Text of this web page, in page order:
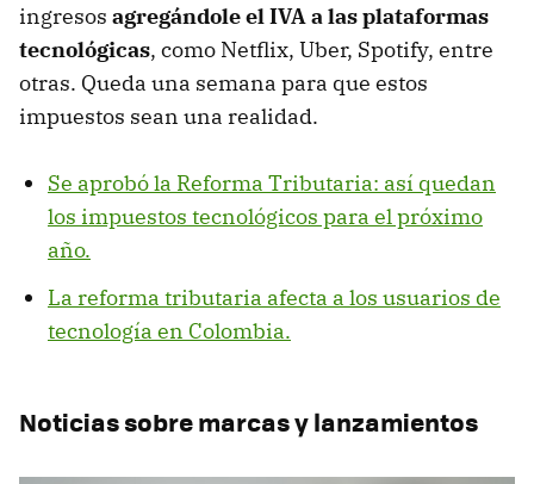
ingresos agregándole el IVA a las plataformas
tecnológicas, como Netflix, Uber, Spotify, entre
otras. Queda una semana para que estos
impuestos sean una realidad.
Se aprobó la Reforma Tributaria: así quedan
los impuestos tecnológicos para el próximo
año.
La reforma tributaria afecta a los usuarios de
tecnología en Colombia.
Noticias sobre marcas y lanzamientos